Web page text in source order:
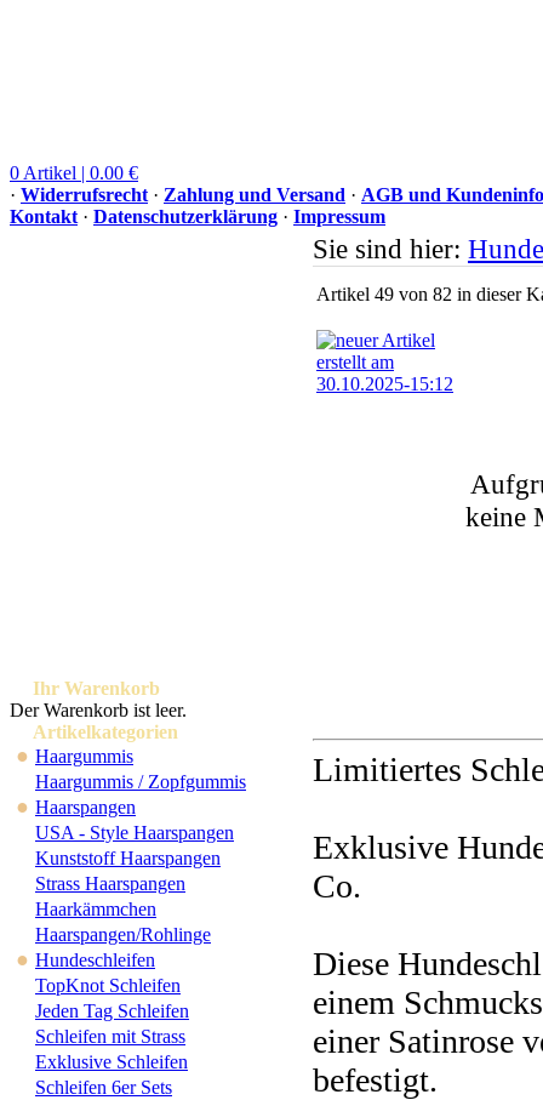
0 Artikel | 0.00 €
· Widerrufsrecht · Zahlung und Versand · AGB und
Kontakt · Datenschutzerklärung · Impressum
Ihr Warenkorb
Der Warenkorb ist leer.
Artikelkategorien
● Haargummis
Haargummis / Zopfgummis
● Haarspangen
USA - Style Haarspangen
Kunststoff Haarspangen
Strass Haarspangen
Haarkämmchen
Haarspangen/Rohlinge
● Hundeschleifen
TopKnot Schleifen
Jeden Tag Schleifen
Schleifen mit Strass
Exklusive Schleifen
Schleifen 6er Sets
Sie sind hier:
Artikel 49 von 82 in dieser
keine
Limitiertes
Exklusive
Co.
Diese
einem
einer Satinrose
befestigt.